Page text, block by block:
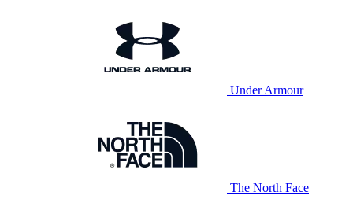
Under Armour
The North Face